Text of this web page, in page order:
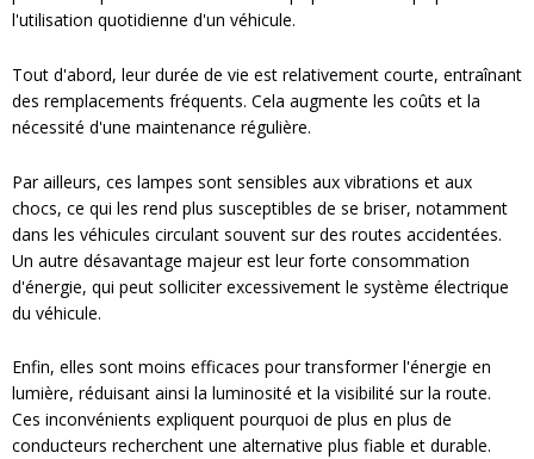
l'utilisation quotidienne d'un véhicule.
Tout d'abord, leur durée de vie est relativement courte, entraînant
des remplacements fréquents. Cela augmente les coûts et la
nécessité d'une maintenance régulière.
Par ailleurs, ces lampes sont sensibles aux vibrations et aux
chocs, ce qui les rend plus susceptibles de se briser, notamment
dans les véhicules circulant souvent sur des routes accidentées.
Un autre désavantage majeur est leur forte consommation
d'énergie, qui peut solliciter excessivement le système électrique
du véhicule.
Enfin, elles sont moins efficaces pour transformer l'énergie en
lumière, réduisant ainsi la luminosité et la visibilité sur la route.
Ces inconvénients expliquent pourquoi de plus en plus de
conducteurs recherchent une alternative plus fiable et durable.